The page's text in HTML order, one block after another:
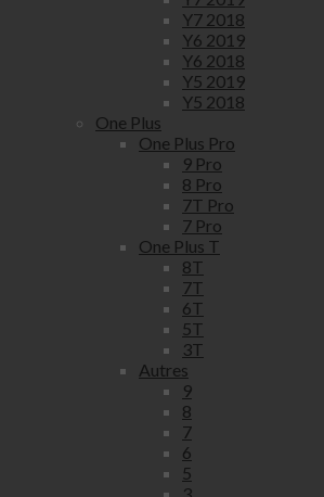
Y7 2018
Y6 2019
Y6 2018
Y5 2019
Y5 2018
One Plus
One Plus Pro
9 Pro
8 Pro
7T Pro
7 Pro
One Plus T
8T
7T
6T
5T
3T
Autres
9
8
7
6
5